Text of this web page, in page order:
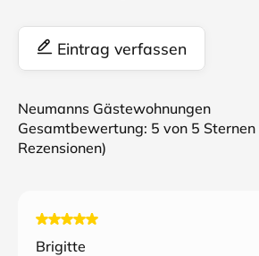
Eintrag verfassen
Neumanns Gästewohnungen
Gesamtbewertung: 5 von 5
Rezensionen)
Brigitte